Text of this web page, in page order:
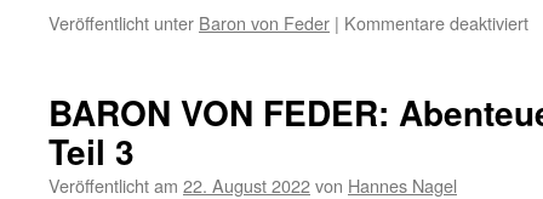
Veröffentlicht unter Baron von Feder | Kommentare deaktiviert
BARON VON FEDER:
Teil 3
Veröffentlicht am 22. August 2022von Hannes Nagel